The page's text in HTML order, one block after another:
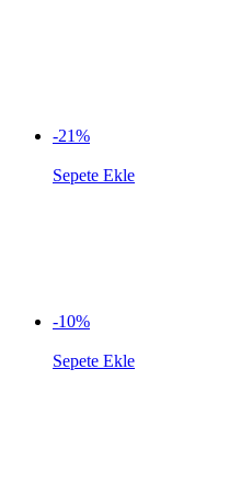
-21%
Sepete Ekle
-10%
Sepete Ekle